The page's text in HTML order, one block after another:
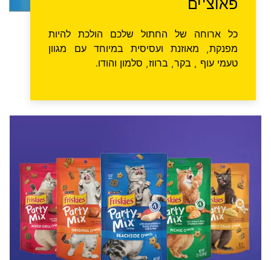
פאוצ'ים
כל ארוחה של החתול שלכם הולכת להיות
מפנקת, מאוזנת ועסיסית במיוחד עם מגוון
טעמי עוף , בקר, ברווז, סלמון והודו.